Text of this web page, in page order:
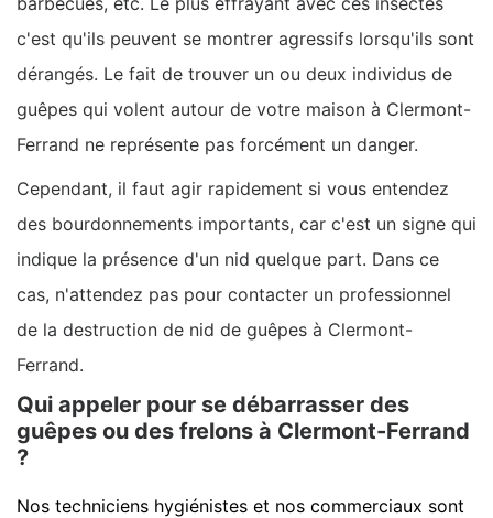
c'est qu'ils peuvent se montrer agressifs lorsqu'ils sont
dérangés. Le fait de trouver un ou deux individus de
guêpes qui volent autour de votre maison à Clermont-
Ferrand ne représente pas forcément un danger.
Cependant, il faut agir rapidement si vous entendez
des bourdonnements importants, car c'est un signe qui
indique la présence d'un nid quelque part. Dans ce
cas, n'attendez pas pour contacter un professionnel
de la destruction de nid de guêpes à Clermont-
Ferrand.
Qui appeler pour se débarrasser des
guêpes ou des frelons à Clermont-Ferrand
?
Nos techniciens hygiénistes et nos commerciaux sont